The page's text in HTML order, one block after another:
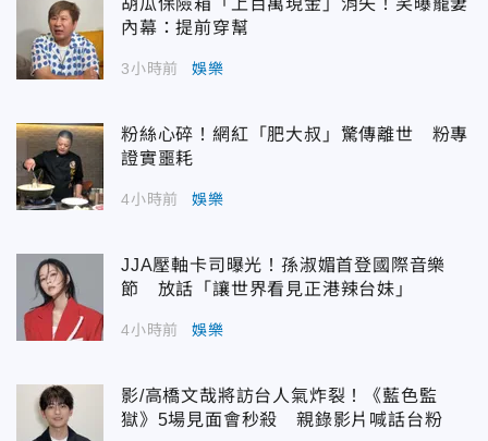
內幕：提前穿幫
3小時前 娛樂
粉絲心碎！網紅「肥大叔」驚傳離世 粉專
證實噩耗
4小時前 娛樂
JJA壓軸卡司曝光！孫淑媚首登國際音樂
節 放話「讓世界看見正港辣台妹」
4小時前 娛樂
影/高橋文哉將訪台人氣炸裂！《藍色監
獄》5場見面會秒殺 親錄影片喊話台粉